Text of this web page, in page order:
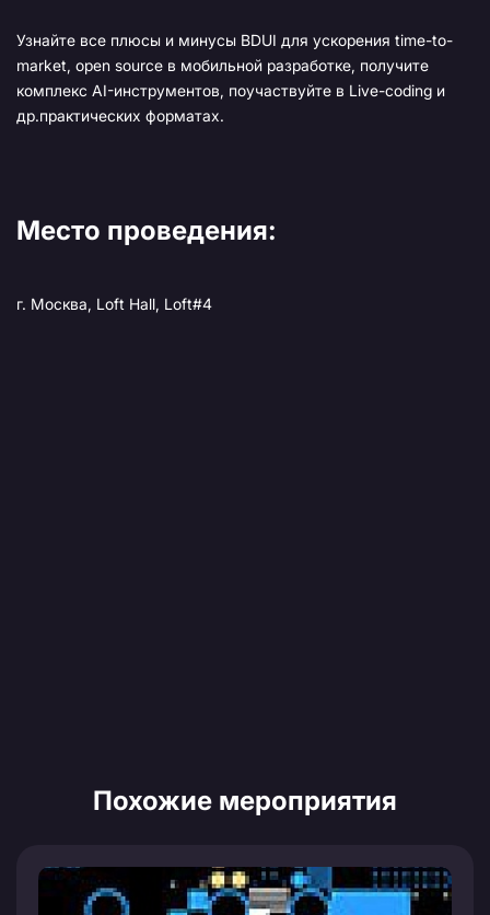
Узнайте все плюсы и минусы BDUI для ускорения time-to-
market, open source в мобильной разработке, получите
комплекс AI-инструментов, поучаствуйте в Live-coding и
др.практических форматах.
Место проведения:
г. Москва, Loft Hall, Loft#4
Похожие мероприятия